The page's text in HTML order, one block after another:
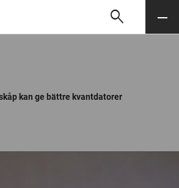
Söksearch Meny
kan ge bättre kvantdatorer